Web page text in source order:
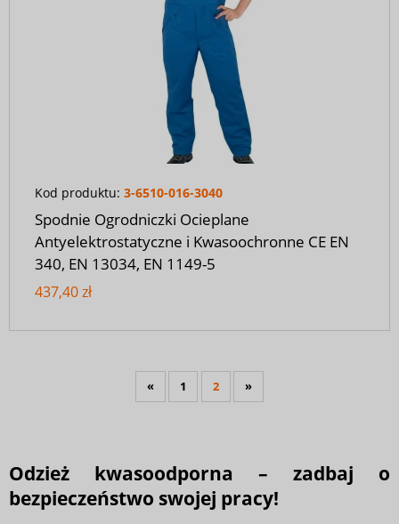
Kod produktu: 3-6510-016-3040
Spodnie Ogrodniczki Ocieplane
Antyelektrostatyczne i Kwasoochronne CE EN
340, EN 13034, EN 1149-5
437,40 zł
« 1 2 »
Odzież kwasoodporna – zadbaj o
bezpieczeństwo swojej pracy!